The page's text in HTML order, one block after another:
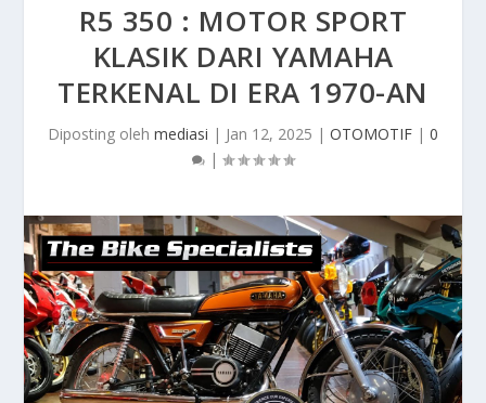
R5 350 : MOTOR SPORT
KLASIK DARI YAMAHA
TERKENAL DI ERA 1970-AN
Diposting oleh mediasi | Jan 12, 2025 | OTOMOTIF | 0
|